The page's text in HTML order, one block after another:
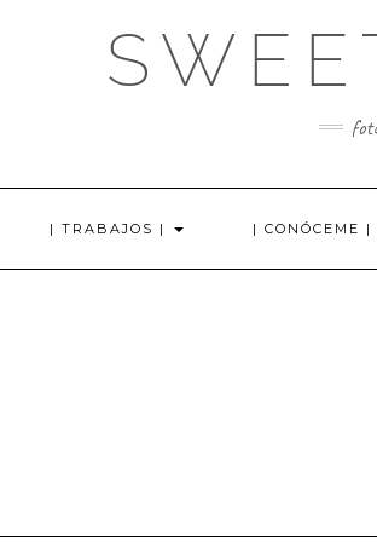
| TRABAJOS | | CONÓCEME |